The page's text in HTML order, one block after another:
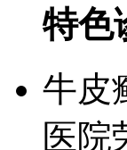
特色
牛皮
医院